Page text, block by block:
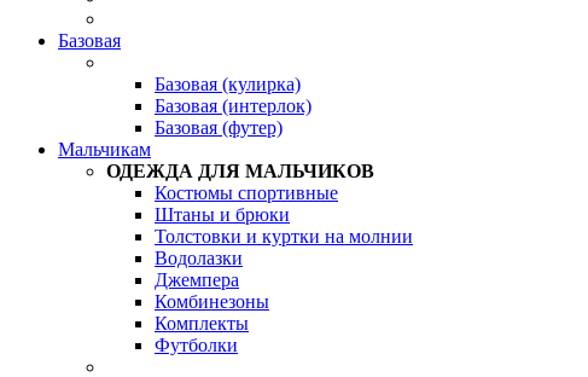
Базовая
Базовая (кулирка)
Базовая (интерлок)
Базовая (футер)
Мальчикам
ОДЕЖДА ДЛЯ МАЛЬЧИКОВ
Костюмы спортивные
Штаны и брюки
Толстовки и куртки на молнии
Водолазки
Джемпера
Комбинезоны
Комплекты
Футболки